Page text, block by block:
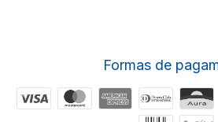
Formas de